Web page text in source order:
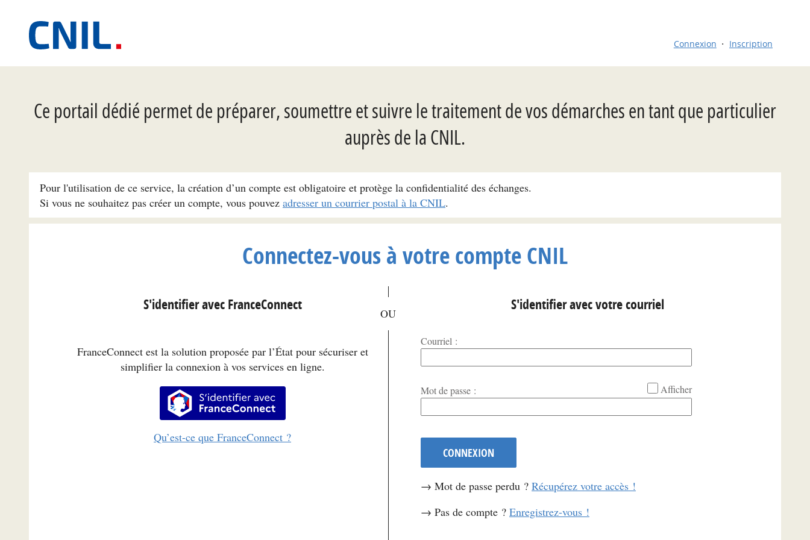
Connexion Inscription
Ce portail dédié permet de préparer, soumettre et suivre le traitement de vos démarches en tant que particulier
auprès de la CNIL.
Pour l'utilisation de ce service, la création d’un compte est obligatoire et protège la confidentialité des échanges.
Si vous ne souhaitez pas créer un compte, vous pouvez adresser un courrier postal à la CNIL.
Connectez-vous à votre compte CNIL
S'identifier avec FranceConnect
FranceConnect est la solution proposée par l’État pour sécuriser et
simplifier la connexion à vos services en ligne.
S’identifier avec FranceConnect
Qu’est-ce que FranceConnect ?
S'identifier avec votre courriel
Courriel :
Mot de passe : Afficher
CONNEXION
→ Mot de passe perdu ? Récupérez votre accès !
→ Pas de compte ? Enregistrez-vous !